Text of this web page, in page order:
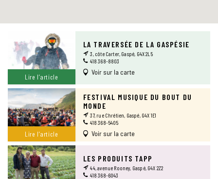
Lire l’article
LA TRAVERSÉE DE LA GASPÉSIE
3, côte Carter, Gaspé, G4X 2L5
418 368-8803
Voir sur la carte
Lire l’article
FESTIVAL MUSIQUE DU BOUT DU
MONDE
37, rue Chrétien, Gaspé, G4X 1E1
418 368-5405
Voir sur la carte
LES PRODUITS TAPP
44, avenue Rooney, Gaspé, G4X 2Z2
418 368-6043